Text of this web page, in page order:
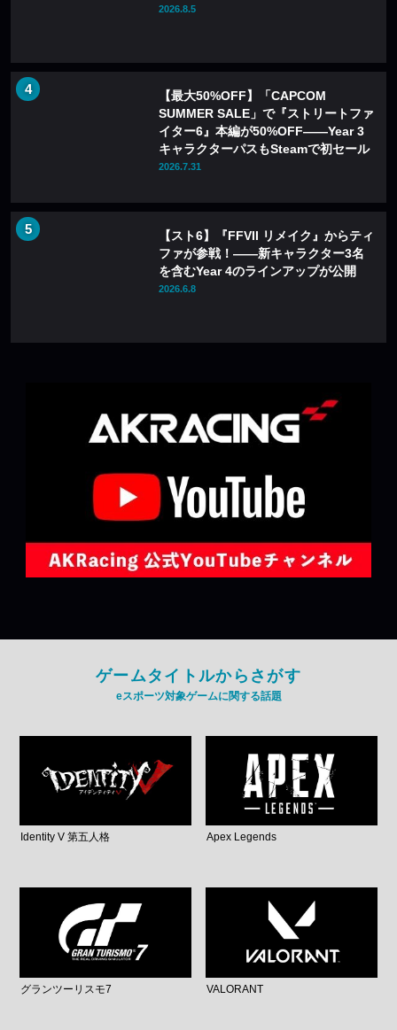
2026.8.5
【最大50%OFF】「CAPCOM
SUMMER SALE」で『ストリートファ
イター6』本編が50%OFF——Year 3
キャラクターパスもSteamで初セール
2026.7.31
【スト6】『FFVII リメイク』からティ
ファが参戦！――新キャラクター3名
を含むYear 4のラインアップが公開
2026.6.8
ゲームタイトルからさがす
eスポーツ対象ゲームに関する話題
Identity V 第五人格 Apex Legends
グランツーリスモ7 VALORANT